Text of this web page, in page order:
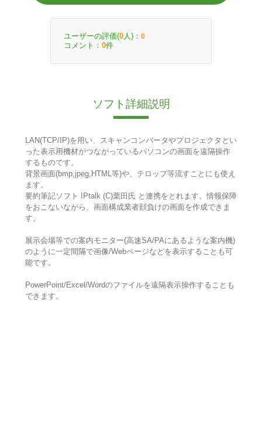
ユーザーの評価(0 人)： 0
コメント： 0件
ソフト詳細説明
LAN(TCP/IP)を用い、スキャンコンバータやプロジェクタとい
った表示用機材がつながっているパソコンの画面を遠隔操作
するものです。
背景画面(bmp,jpeg,HTML等)や、テロップ等流すことにも使え
ます。
要約筆記ソフト IPtalk (C)栗田氏 と連携をとれます。情報保障
をおこないながら、画面構成業者顔負けの画面を作成できま
す。
展示会場等での案内モニター(高速SA/PAにあるような案内機)
のように一定間隔で画像/Webページなどを表示することも可
能です。
PowerPoint/Excel/Wordのファイルを遠隔表示操作することも
できます。